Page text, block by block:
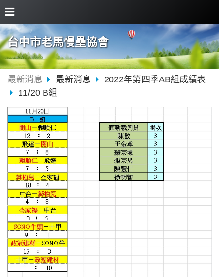
台中市老馬慢壘協會
最新消息 最新消息
2022年第四季AB組成績表
11/20 B組